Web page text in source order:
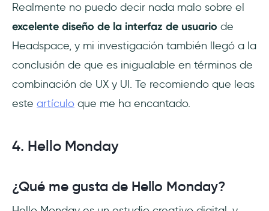
Realmente no puedo decir nada malo sobre el
excelente diseño de la interfaz de usuario de
Headspace, y mi investigación también llegó a la
conclusión de que es inigualable en términos de
combinación de UX y UI. Te recomiendo que leas
este artículo que me ha encantado.
4. Hello Monday
¿Qué me gusta de Hello Monday?